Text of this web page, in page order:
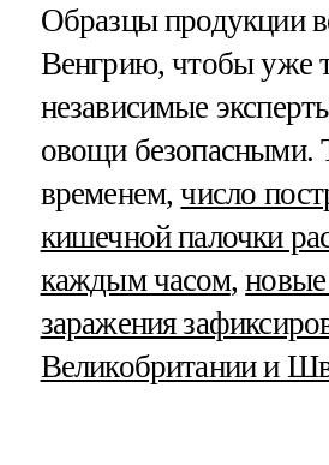
Образцы продукции
Венгрию, чтобы уже
независимые
овощи безопасными.
временем,число
кишечной палочки
каждым часом,
заражения
Великобритании и